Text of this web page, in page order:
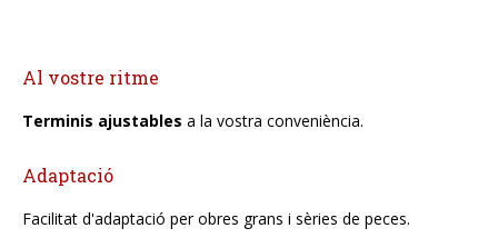
Al vostre ritme
Terminis ajustables a la vostra conveniència.
Adaptació
Facilitat d'adaptació per obres grans i sèries de peces.